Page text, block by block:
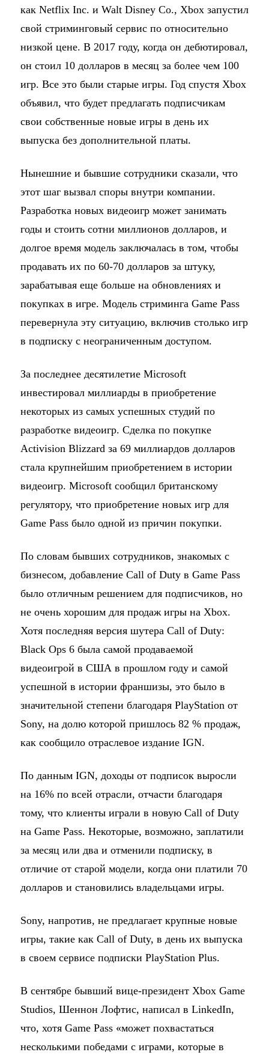
как Netflix Inc. и Walt Disney Co., Xbox запустил
свой стриминговый сервис по относительно
низкой цене. В 2017 году, когда он дебютировал,
он стоил 10 долларов в месяц за более чем 100
игр. Все это были старые игры. Год спустя Xbox
объявил, что будет предлагать подписчикам
свои собственные новые игры в день их
выпуска без дополнительной платы.
Нынешние и бывшие сотрудники сказали, что
этот шаг вызвал споры внутри компании.
Разработка новых видеоигр может занимать
годы и стоить сотни миллионов долларов, и
долгое время модель заключалась в том, чтобы
продавать их по 60-70 долларов за штуку,
зарабатывая еще больше на обновлениях и
покупках в игре. Модель стриминга Game Pass
перевернула эту ситуацию, включив столько игр
в подписку с неограниченным доступом.
За последнее десятилетие Microsoft
инвестировал миллиарды в приобретение
некоторых из самых успешных студий по
разработке видеоигр. Сделка по покупке
Activision Blizzard за 69 миллиардов долларов
стала крупнейшим приобретением в истории
видеоигр. Microsoft сообщил британскому
регулятору, что приобретение новых игр для
Game Pass было одной из причин покупки.
По словам бывших сотрудников, знакомых с
бизнесом, добавление Call of Duty в Game Pass
было отличным решением для подписчиков, но
не очень хорошим для продаж игры на Xbox.
Хотя последняя версия шутера Call of Duty:
Black Ops 6 была самой продаваемой
видеоигрой в США в прошлом году и самой
успешной в истории франшизы, это было в
значительной степени благодаря PlayStation от
Sony, на долю которой пришлось 82 % продаж,
как сообщило отраслевое издание IGN.
По данным IGN, доходы от подписок выросли
на 16% по всей отрасли, отчасти благодаря
тому, что клиенты играли в новую Call of Duty
на Game Pass. Некоторые, возможно, заплатили
за месяц или два и отменили подписку, в
отличие от старой модели, когда они платили 70
долларов и становились владельцами игры.
Sony, напротив, не предлагает крупные новые
игры, такие как Call of Duty, в день их выпуска
в своем сервисе подписки PlayStation Plus.
В сентябре бывший вице-президент Xbox Game
Studios, Шеннон Лофтис, написал в LinkedIn,
что, хотя Game Pass «может похвастаться
несколькими победами с играми, которые в